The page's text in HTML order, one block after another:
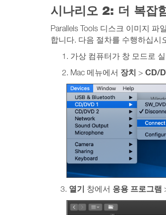
시나리오 2: 더 복잡
Parallels Tools 디스크 이미지
합니다. 다음 절차를 수행하십시
가상 컴퓨터가 창 모드로
Mac 메뉴에서 장치 > CD/
3. 열기 창에서 응용 프로그램